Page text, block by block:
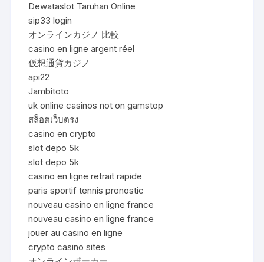
Dewataslot Taruhan Online
sip33 login
オンラインカジノ 比較
casino en ligne argent réel
仮想通貨カジノ
api22
Jambitoto
uk online casinos not on gamstop
สล็อตเว็บตรง
casino en crypto
slot depo 5k
slot depo 5k
casino en ligne retrait rapide
paris sportif tennis pronostic
nouveau casino en ligne france
nouveau casino en ligne france
jouer au casino en ligne
crypto casino sites